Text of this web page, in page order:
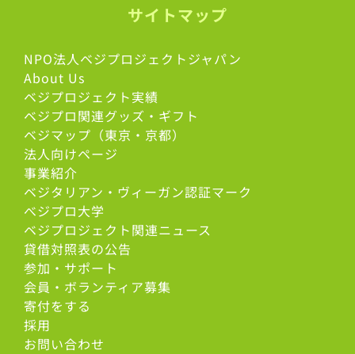
サイトマップ
NPO法人ベジプロジェクトジャパン
About Us
ベジプロジェクト実績
ベジプロ関連グッズ・ギフト
ベジマップ（東京・京都）
法人向けページ
事業紹介
ベジタリアン・ヴィーガン認証マーク
べジプロ大学
ベジプロジェクト関連ニュース
貸借対照表の公告
参加・サポート
会員・ボランティア募集
寄付をする
採用
お問い合わせ